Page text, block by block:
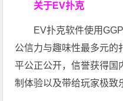
关于EV扑克
EV扑克软件使用
公信力与趣味性最多元的
平公正公开，信誉获得国
制体验以及带给玩家极致